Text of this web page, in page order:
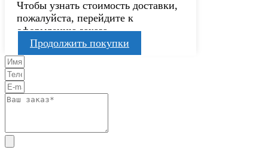
Чтобы узнать стоимость доставки,
пожалуйста, перейдите к
оформлению заказа.
Продолжить покупки